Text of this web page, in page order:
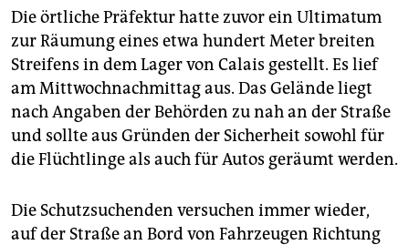
Die örtliche Präfektur hatte zuvor ein Ultimatum
zur Räumung eines etwa hundert Meter breiten
Streifens in dem Lager von Calais gestellt. Es lief
am Mittwochnachmittag aus. Das Gelände liegt
nach Angaben der Behörden zu nah an der Straße
und sollte aus Gründen der Sicherheit sowohl für
die Flüchtlinge als auch für Autos geräumt werden.
Die Schutzsuchenden versuchen immer wieder,
auf der Straße an Bord von Fahrzeugen Richtung